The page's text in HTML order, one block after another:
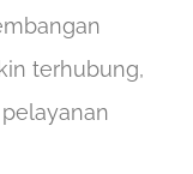
terhubung,